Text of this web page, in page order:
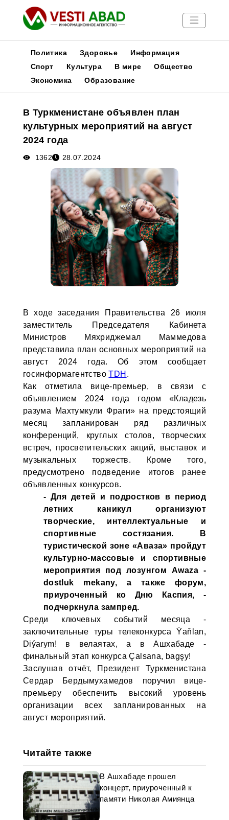
Новости
Медиа
Афиша
Политика Здоровье
Информация
Спорт
Культура В мире
Общество
Экономика
Образование
В Туркменистане объявлен план
культурных мероприятий на август
2024 года
1362 28.07.2024
В ходе заседания Правительства 26 июля
заместитель Председателя Кабинета
Министров Мяхриджемал Маммедова
представила план основных мероприятий на
август 2024 года. Об этом сообщает
госинформагентствоTDH .
Как отметила вице-премьер, в связи с
объявлением 2024 года годом «Кладезь
разума Махтумкули Фраги» на предстоящий
месяц запланирован ряд различных
конференций, круглых столов, творческих
встреч, просветительских акций, выставок и
музыкальных торжеств. Кроме того,
предусмотрено подведение итогов ранее
объявленных конкурсов.
- Для детей и подростков в период
летних каникул организуют
творческие, интеллектуальные и
спортивные состязания. В
туристической зоне «Аваза» пройдут
культурно-массовые и спортивные
мероприятия под лозунгом Awaza -
dostluk mekany, а также форум,
приуроченный ко Дню Каспия, -
подчеркнула зампред.
Среди ключевых событий месяца -
заключительные туры телеконкурса Ýaňlan,
Diýarym! в велаятах, а в Ашхабаде -
финальный этап конкурса Çalsana, bagşy!
Заслушав отчёт, Президент Туркменистана
Сердар Бердымухамедов поручил вице-
премьеру обеспечить высокий уровень
организации всех запланированных на
август мероприятий.
Читайте также
В Ашхабаде прошел
концерт, приуроченный к
памяти Николая Амиянца